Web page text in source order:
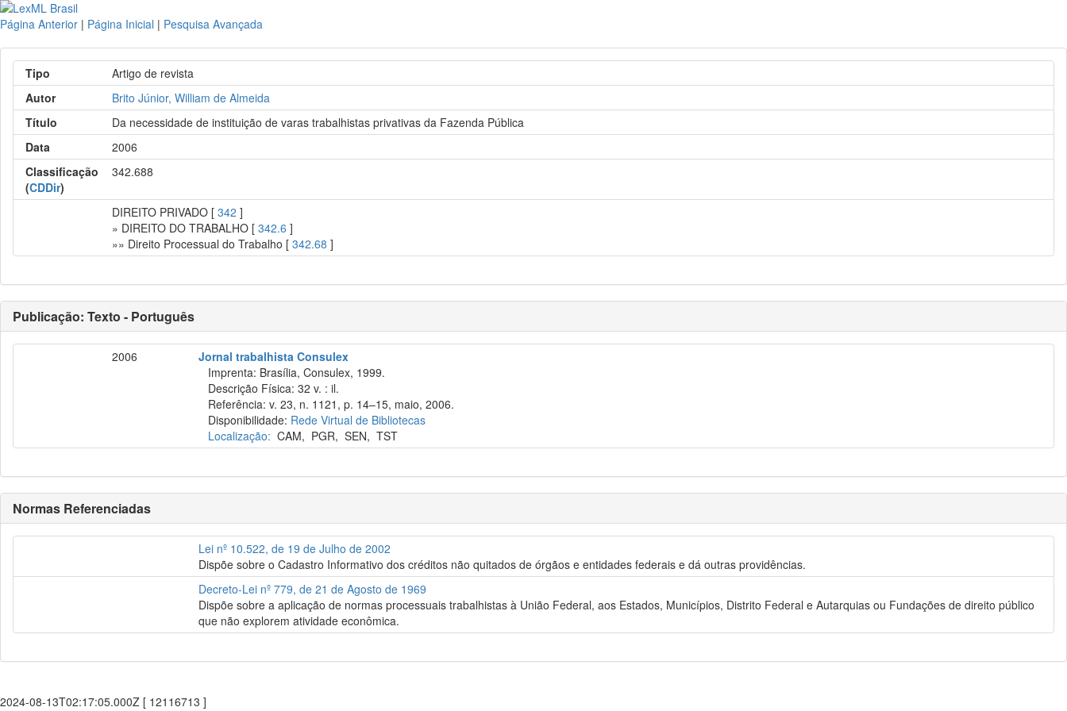
Página Anterior | Página Inicial | Pesquisa Avançada
Tipo
Artigo de revista
Autor
Brito Júnior, William de Almeida
Título
Da necessidade de instituição de varas trabalhistas privativas da Fazenda Pública
Data
2006
Classificação
(CDDir)
342.688
DIREITO PRIVADO [342 ]
» DIREITO DO TRABALHO [342.6 ]
»» Direito Processual do Trabalho [342.68 ]
Publicação: Texto - Português
2006
Jornal trabalhista Consulex
Imprenta: Brasília, Consulex, 1999.
Descrição Física: 32 v. : il.
Referência: v. 23, n. 1121, p. 14–15, maio, 2006.
Disponibilidade: Rede Virtual de Bibliotecas
Localização: CAM, PGR,SEN,TST
Normas Referenciadas
Lei nº 10.522, de 19 de Julho de 2002
Dispõe sobre o Cadastro Informativo dos créditos não quitados de órgãos e entidades federais e dá outras providências.
Decreto-Lei nº 779, de 21 de Agosto de 1969
Dispõe sobre a aplicação de normas processuais trabalhistas à União Federal, aos Estados, Municípios, Distrito Federal e Autarquias ou Fundações de direito público
que não explorem atividade econômica.
2024-08-13T02:17:05.000Z [ 12116713 ]